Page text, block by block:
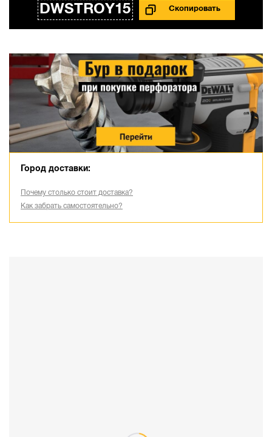
DWSTROY15
Город доставки:
Почему столько стоит доставка?
Как забрать самостоятельно?